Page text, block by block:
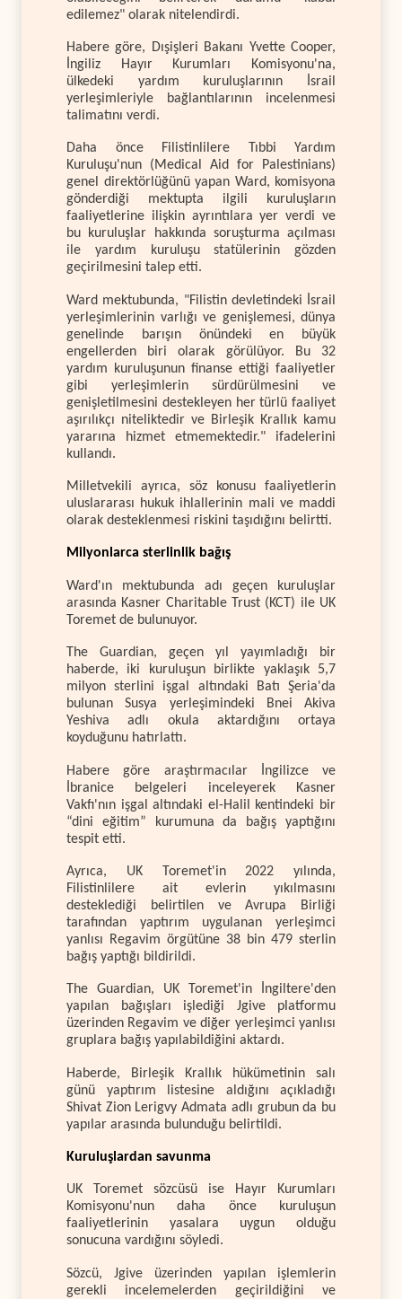
edilemez" olarak nitelendirdi.
Habere göre, Dışişleri Bakanı Yvette Cooper,
İngiliz Hayır Kurumları Komisyonu'na,
ülkedeki yardım kuruluşlarının İsrail
yerleşimleriyle bağlantılarının incelenmesi
talimatını verdi.
Daha önce Filistinlilere Tıbbi Yardım
Kuruluşu'nun (Medical Aid for Palestinians)
genel direktörlüğünü yapan Ward, komisyona
gönderdiği mektupta ilgili kuruluşların
faaliyetlerine ilişkin ayrıntılara yer verdi ve
bu kuruluşlar hakkında soruşturma açılması
ile yardım kuruluşu statülerinin gözden
geçirilmesini talep etti.
Ward mektubunda, "Filistin devletindeki İsrail
yerleşimlerinin varlığı ve genişlemesi, dünya
genelinde barışın önündeki en büyük
engellerden biri olarak görülüyor. Bu 32
yardım kuruluşunun finanse ettiği faaliyetler
gibi yerleşimlerin sürdürülmesini ve
genişletilmesini destekleyen her türlü faaliyet
aşırılıkçı niteliktedir ve Birleşik Krallık kamu
yararına hizmet etmemektedir." ifadelerini
kullandı.
Milletvekili ayrıca, söz konusu faaliyetlerin
uluslararası hukuk ihlallerinin mali ve maddi
olarak desteklenmesi riskini taşıdığını belirtti.
Milyonlarca sterlinlik bağış
Ward'ın mektubunda adı geçen kuruluşlar
arasında Kasner Charitable Trust (KCT) ile UK
Toremet de bulunuyor.
The Guardian, geçen yıl yayımladığı bir
haberde, iki kuruluşun birlikte yaklaşık 5,7
milyon sterlini işgal altındaki Batı Şeria'da
bulunan Susya yerleşimindeki Bnei Akiva
Yeshiva adlı okula aktardığını ortaya
koyduğunu hatırlattı.
Habere göre araştırmacılar İngilizce ve
İbranice belgeleri inceleyerek Kasner
Vakfı'nın işgal altındaki el-Halil kentindeki bir
“dini eğitim” kurumuna da bağış yaptığını
tespit etti.
Ayrıca, UK Toremet'in 2022 yılında,
Filistinlilere ait evlerin yıkılmasını
desteklediği belirtilen ve Avrupa Birliği
tarafından yaptırım uygulanan yerleşimci
yanlısı Regavim örgütüne 38 bin 479 sterlin
bağış yaptığı bildirildi.
The Guardian, UK Toremet'in İngiltere'den
yapılan bağışları işlediği Jgive platformu
üzerinden Regavim ve diğer yerleşimci yanlısı
gruplara bağış yapılabildiğini aktardı.
Haberde, Birleşik Krallık hükümetinin salı
günü yaptırım listesine aldığını açıkladığı
Shivat Zion Lerigvy Admata adlı grubun da bu
yapılar arasında bulunduğu belirtildi.
Kuruluşlardan savunma
UK Toremet sözcüsü ise Hayır Kurumları
Komisyonu'nun daha önce kuruluşun
faaliyetlerinin yasalara uygun olduğu
sonucuna vardığını söyledi.
Sözcü, Jgive üzerinden yapılan işlemlerin
gerekli incelemelerden geçirildiğini ve